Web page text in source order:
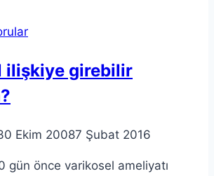
ilişkiye girebilir
Ekim 20087 Şubat 2016
gün önce varikosel ameliyatı